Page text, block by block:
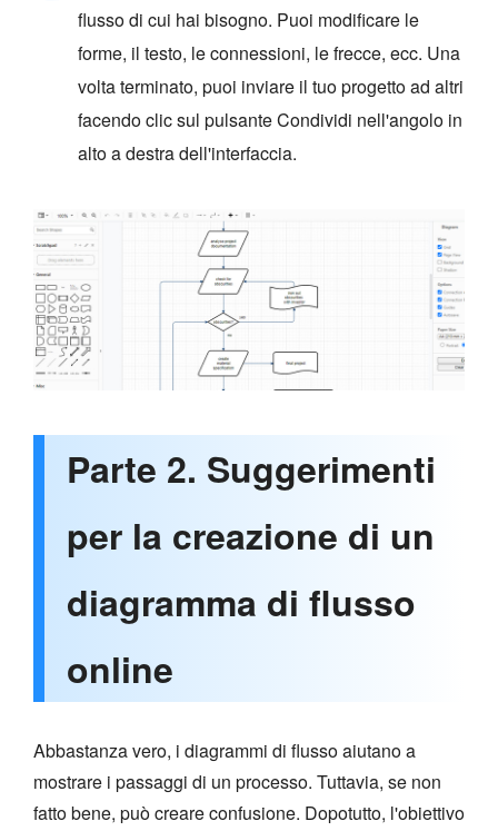
flusso di cui hai bisogno. Puoi modificare le
forme, il testo, le connessioni, le frecce, ecc. Una
volta terminato, puoi inviare il tuo progetto ad altri
facendo clic sul pulsante Condividi nell'angolo in
alto a destra dell'interfaccia.
Parte 2. Suggerimenti
per la creazione di un
diagramma di flusso
online
Abbastanza vero, i diagrammi di flusso aiutano a
mostrare i passaggi di un processo. Tuttavia, se non
fatto bene, può creare confusione. Dopotutto, l'obiettivo